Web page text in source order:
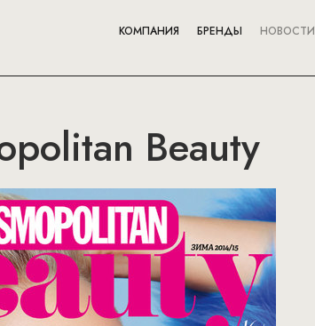
КОМПАНИЯ БРЕНДЫ НОВОСТИ
Beauty